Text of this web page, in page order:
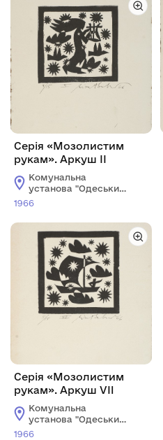
Серія «Мозолистим
рукам». Аркуш IІ
Комунальна
установа "Одеський
національний
1966
Серія «Мозолистим
рукам». Аркуш VII
Комунальна
установа "Одеський
національний
1966